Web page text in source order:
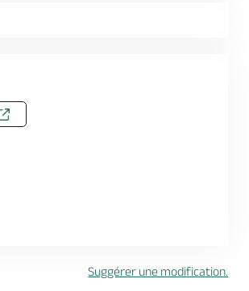
Suggérer une modification.